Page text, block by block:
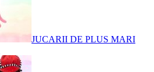
JUCARII DE PLUS MARI